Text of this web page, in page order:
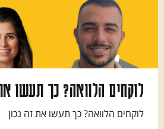
לוקחים הלוואה? כך תעשו
לוקחים הלוואה? כך תעשו את זה נכון